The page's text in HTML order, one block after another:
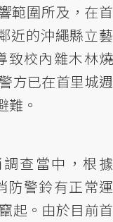
範圍所及，在首
近的沖繩縣立藝
致校內雜木林燒
方已在首里城週
難。
查當中，根據
防警鈴有正常運
起。由於目前首